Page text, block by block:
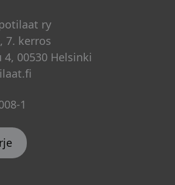
ry
7. kerros
00530 Helsinki
1